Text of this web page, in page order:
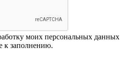
моих персональных данных
к заполнению.